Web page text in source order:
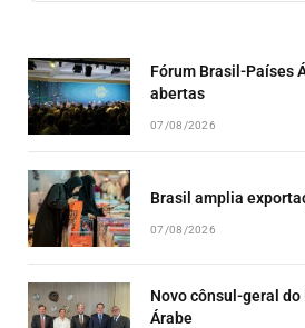
EPISODE
Fórum Brasil-Países
abertas
07/08/2026
Brasil amplia
07/08/2026
Novo cônsul-geral
Árabe